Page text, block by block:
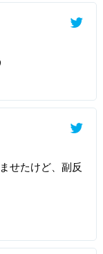
せたけど、副反